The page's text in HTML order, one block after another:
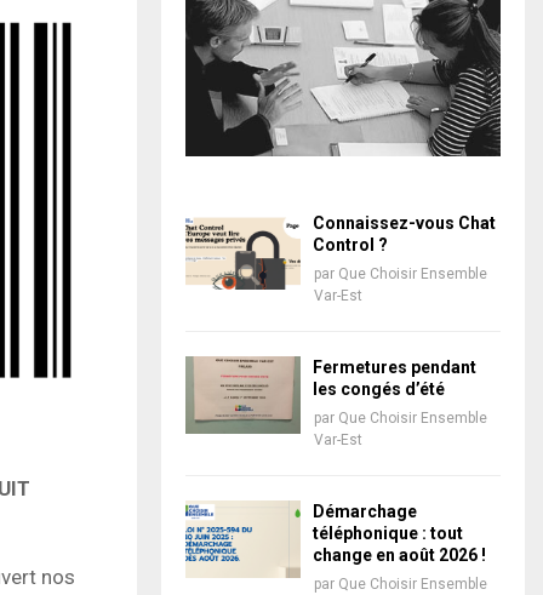
nos
Connaissez-vous Chat
Control ?
par Que Choisir Ensemble
Var-Est
Fermetures pendant
les congés d’été
par Que Choisir Ensemble
Var-Est
Démarchage
téléphonique : tout
change en août 2026 !
par Que Choisir Ensemble